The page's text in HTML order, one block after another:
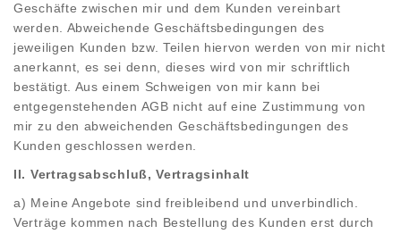
Geschäfte zwischen mir und dem Kunden vereinbart
werden. Abweichende Geschäftsbedingungen des
jeweiligen Kunden bzw. Teilen hiervon werden von mir nicht
anerkannt, es sei denn, dieses wird von mir schriftlich
bestätigt. Aus einem Schweigen von mir kann bei
entgegenstehenden AGB nicht auf eine Zustimmung von
mir zu den abweichenden Geschäftsbedingungen des
Kunden geschlossen werden.
II. Vertragsabschluß, Vertragsinhalt
a) Meine Angebote sind freibleibend und unverbindlich.
Verträge kommen nach Bestellung des Kunden erst durch